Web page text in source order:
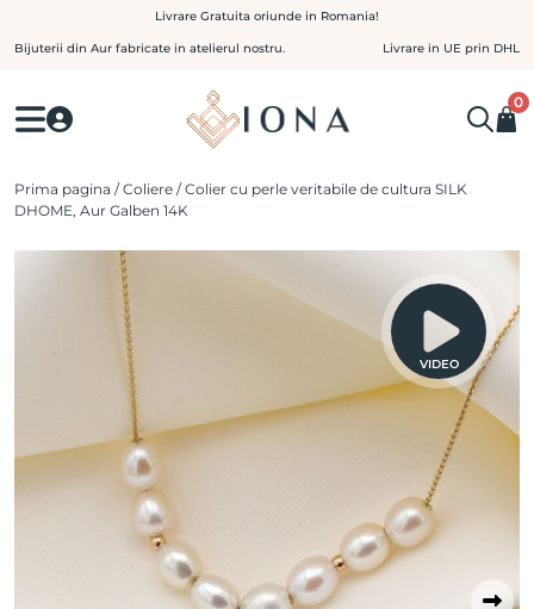
to
Livrare Gratuita oriunde in Romania!
Bijuterii din Aur fabricate in atelierul nostru. Livrare in UE prin DHL
0
Prima pagina /Coliere / Colier cu perle veritabile de cultura SILK
DHOME, Aur Galben 14K
VIDEO